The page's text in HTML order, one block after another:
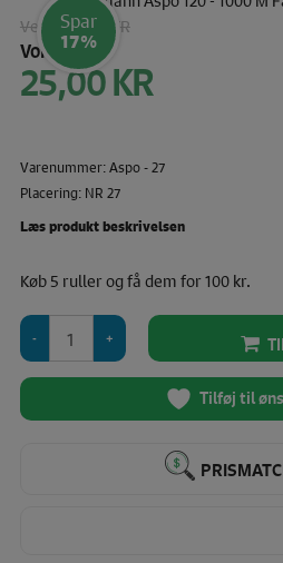
Spar
17%
Vejl. pris:30 KR
Vores pris:
Den
oprindelige
25,00KR
pris
er:
Varenummer: Aspo - 27
Placering: NR 27
Læs produkt beskrivelsen
Køb 5 ruller og få dem for 100 kr.
Aspo
120
1000
Tilføj til